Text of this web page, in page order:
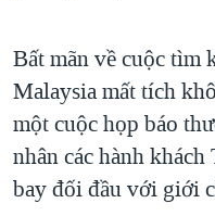
CÁC GIÁ TRỊ CỘNG
THƯỢNG ĐỈNH
TRỊNH VĨNH BÌNH VS.
NGƯ DÂN VIỆT VÀ
BÊN KIA QUỐC LỘ:
Bất mãn về cuộc tìm
Malaysia mất tích
một cuộc họp báo
nhân các hành
bay đối đầu với giới